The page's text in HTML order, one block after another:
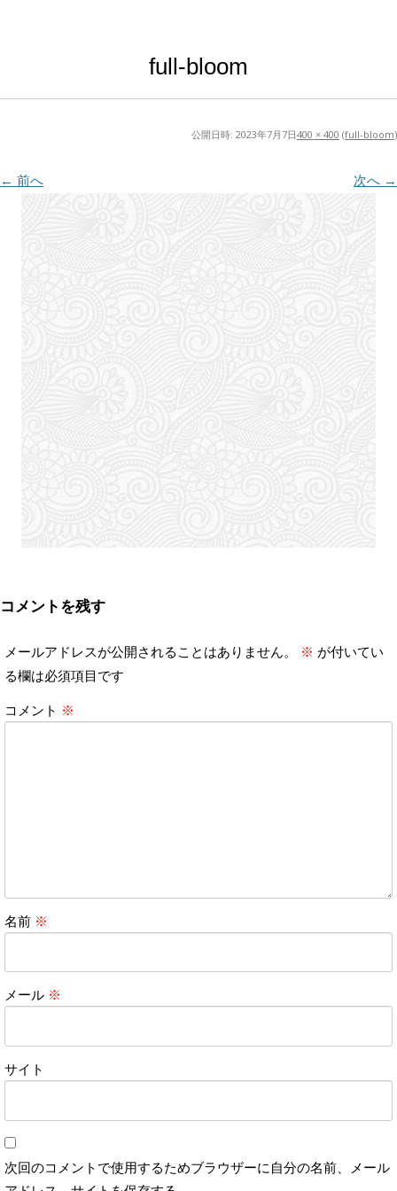
full-bloom
公開日時: 2023年7月7日400 × 400 (full-bloom)
← 前へ 次へ →
コメントを残す
メールアドレスが公開されることはありません。 ※ が付いてい
る欄は必須項目です
コメント ※
名前 ※
メール ※
サイト
次回のコメントで使用するためブラウザーに自分の名前、メール